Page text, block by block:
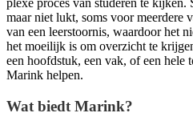
plexe pro­ces van stu­de­ren te kij­ken.
maar niet lukt, soms voor meer­de­re
van een leer­stoor­nis, waar­door het
het moei­lijk is om over­zicht te
een hoofd­stuk, een vak, of een hele
Marink helpen.
Wat biedt Marink?